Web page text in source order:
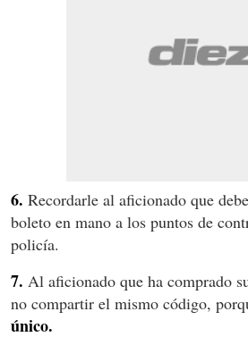
6. Recordarle al aficionado que
boleto en mano a los puntos de
policía.
7. Al aficionado que ha comprado
no compartir el mismo código,
único.